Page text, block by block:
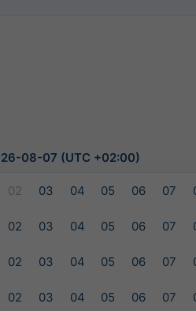
08-07 (UTC +02:00)
02 03 04 05 06 07
02 03 04 05 06 07
02 03 04 05 06 07
02 03 04 05 06 07